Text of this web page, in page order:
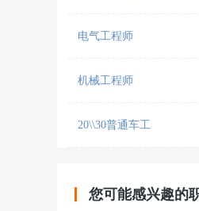
电气工程师
机械工程师
20\\30普通车工
您可能感兴趣的